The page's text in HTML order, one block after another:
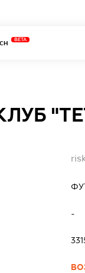
BETA
-